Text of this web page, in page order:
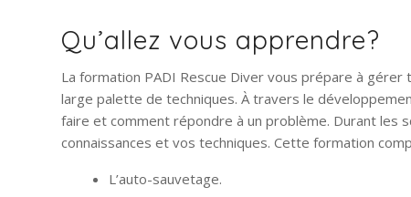
Qu’allez vous apprendre?
La formation PADI Rescue Diver vous prépare à
large palette de techniques. À travers le
faire et comment répondre à un problème. Durant les
connaissances et vos techniques. Cette formation
L’auto-sauvetage.